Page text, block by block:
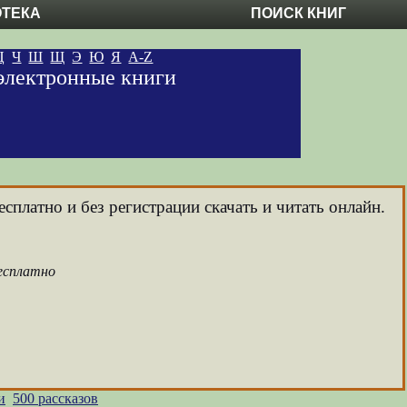
ПОИСК КНИГ
Ч Ш Щ Э Ю Я A-Z
книги
и без регистрации скачать и читать онлайн.
500 рассказов